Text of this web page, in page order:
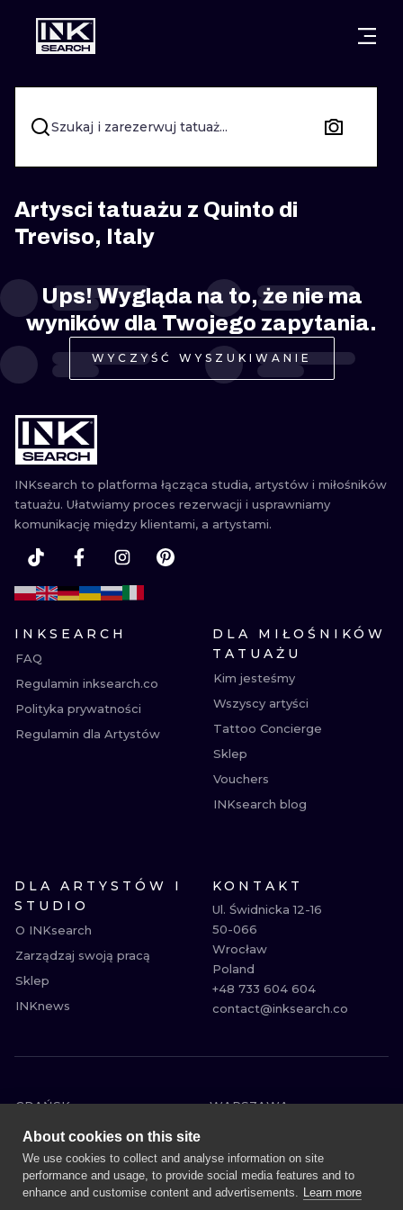
MIASTA GDAŃSK
WARSZAWA POZNAŃ
KRAKÓW KATOWICE
WROCŁAW ŁÓDŹ
BERLIN
AMSTERDAM EDYNBURG
PRAGA LONDYN
STYLE
KALIGRAFIA
NEW
TRIBAL
RYCINOWE
Szukaj i zarezerwuj tatuaż...
Artysci tatuażu z Quinto di
Treviso, Italy
Ups! Wygląda na to, że nie ma
wyników dla Twojego zapytania.
WYCZYŚĆ WYSZUKIWANIE
INKsearch to platforma łącząca studia, artystów i miłośników
tatuażu. Ułatwiamy proces rezerwacji i usprawniamy
komunikację między klientami, a artystami.
INKSEARCH
FAQ
Regulamin inksearch.co
Polityka prywatności
Regulamin dla Artystów
DLA MIŁOŚNIKÓW
TATUAŻU
Kim jesteśmy
Wszyscy artyści
Tattoo Concierge
Sklep
Vouchers
INKsearch blog
DLA ARTYSTÓW I
STUDIO
O INKsearch
Zarządzaj swoją pracą
Sklep
INKnews
KONTAKT
Ul. Świdnicka 12-16
50-066
Wrocław
Poland
+48 733 604 604
contact@inksearch.co
GDAŃSK
WARSZAWA
POZNAŃ
KATOWICE
WROCŁAW
ŁÓDŹ
BERLIN
About cookies on this site
We use cookies to collect and analyse information on site
performance and usage, to provide social media features and to
enhance and customise content and advertisements. Learn more